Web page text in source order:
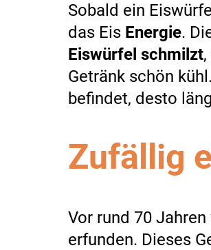
Sobald ein
das Eis Energie.
Eiswürfel schmilzt
Getränk schön
befindet, desto
Zufällig
Vor rund 70
erfunden. Dieses